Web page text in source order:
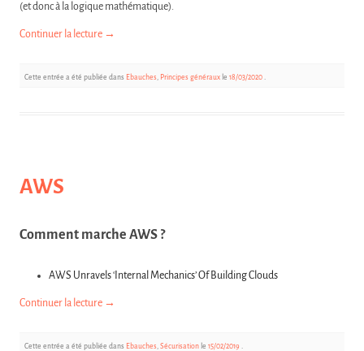
(et donc à la logique mathématique).
Continuer la lecture →
Cette entrée a été publiée dans Ebauches, Principes généraux le 18/03/2020 .
AWS
Comment marche AWS ?
AWS Unravels ‘Internal Mechanics’ Of Building Clouds
Continuer la lecture →
Cette entrée a été publiée dans Ebauches, Sécurisation le 15/02/2019 .